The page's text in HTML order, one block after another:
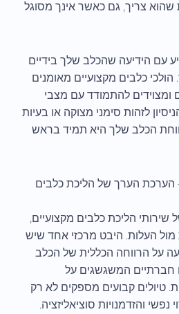
שהוא צריך, גם כאשר אינך מסוגל
עם הידיעה שהכלב שלך בידיים
כלבים מקצועיים מאומנים
להתמודד עם מצבי
לזהות סימני מצוקה או בעיות
הכלב שלך היא תמיד בראש
הערכת הערך של הליכת כלבים
הליכת כלבים מקצועיים,
העלות. היבט מרכזי אחד שיש
על הרווחה הכללית של הכלב
חברתיים המשגשגים על
טיולים קבועים מספקים לא רק
נפשי והזדמנויות סוציאליזציה.